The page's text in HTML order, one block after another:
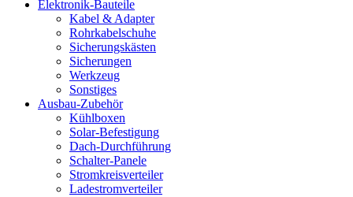
Elektronik-Bauteile
Kabel & Adapter
Rohrkabelschuhe
Sicherungskästen
Sicherungen
Werkzeug
Sonstiges
Ausbau-Zubehör
Kühlboxen
Solar-Befestigung
Dach-Durchführung
Schalter-Panele
Stromkreisverteiler
Ladestromverteiler